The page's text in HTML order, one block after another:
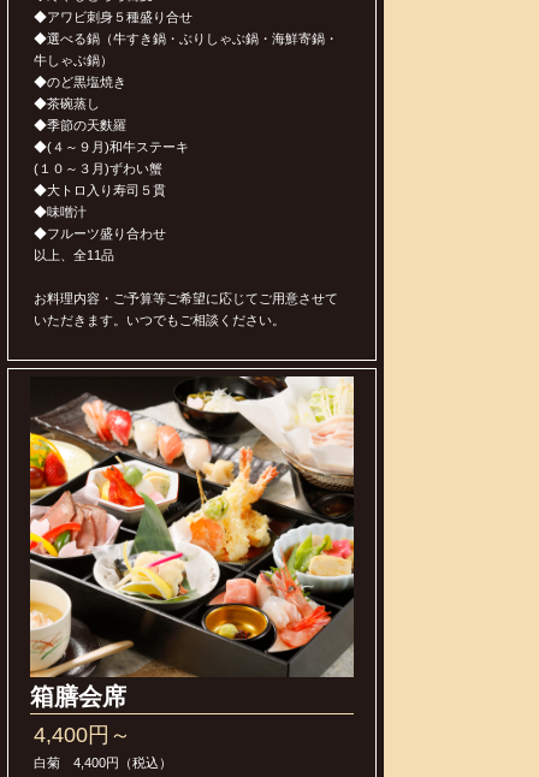
◆アワビ刺身５種盛り合せ
◆選べる鍋（牛すき鍋・ぶりしゃぶ鍋・海鮮寄鍋・
牛しゃぶ鍋）
◆のど黒塩焼き
◆茶碗蒸し
◆季節の天麩羅
◆(４～９月)和牛ステーキ
(１０～３月)ずわい蟹
◆大トロ入り寿司５貫
◆味噌汁
◆フルーツ盛り合わせ
以上、全11品
お料理内容・ご予算等ご希望に応じてご用意させて
いただきます。いつでもご相談ください。
箱膳会席
4,400円～
白菊 4,400円（税込）